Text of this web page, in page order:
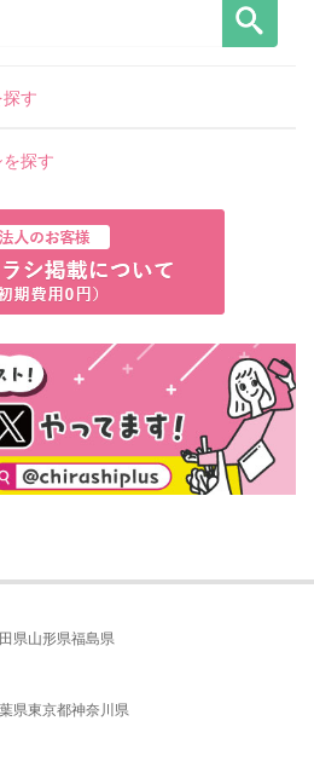
す
探す
県山形県福島県
県東京都神奈川県